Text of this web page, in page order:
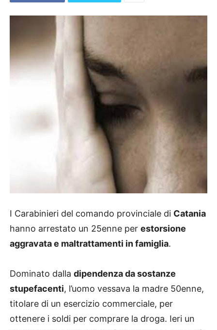
I Carabinieri del comando provinciale di Catania
hanno arrestato un 25enne per estorsione
aggravata e maltrattamenti in famiglia.
Dominato dalla dipendenza da sostanze
stupefacenti, l’uomo vessava la madre 50enne,
titolare di un esercizio commerciale, per
ottenere i soldi per comprare la droga. Ieri un